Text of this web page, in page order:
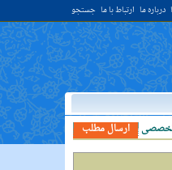
درباره ما ارتباط با ما جستجو
؛ هرگاه دانشمندى ديدى، به او خدمت کن. (
ارسال مطلب